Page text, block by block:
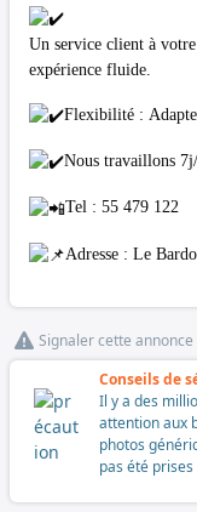
Un service client à
expérience fluide.
Flexibilité :
Nous travaillons
Tel : 55 479 122
Adresse : Le
Signaler cette annonce
Conseils de
Il y a des
attention aux
photos
pas été